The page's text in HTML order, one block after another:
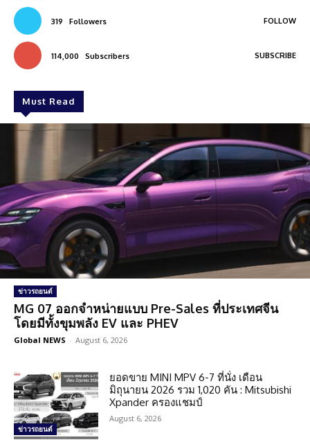
319 Followers FOLLOW
114,000 Subscribers SUBSCRIBE
Must Read
ข่าวรถยนต์
MG 07 ออกจำหน่ายแบบ Pre-Sales ที่ประเทศจีน
โดยมีทั้งขุมพลัง EV และ PHEV
Global NEWS - August 6, 2026
ข่าวรถยนต์
ยอดขาย MINI MPV 6-7 ที่นั่ง เดือน
มิถุนายน 2026 รวม 1,020 คัน : Mitsubishi
Xpander ครองแชมป์
August 6, 2026